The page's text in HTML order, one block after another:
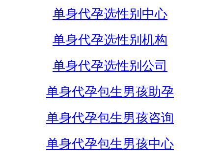
单身代孕选性别中心
单身代孕选性别机构
单身代孕选性别公司
单身代孕包生男孩助孕
单身代孕包生男孩咨询
单身代孕包生男孩中心